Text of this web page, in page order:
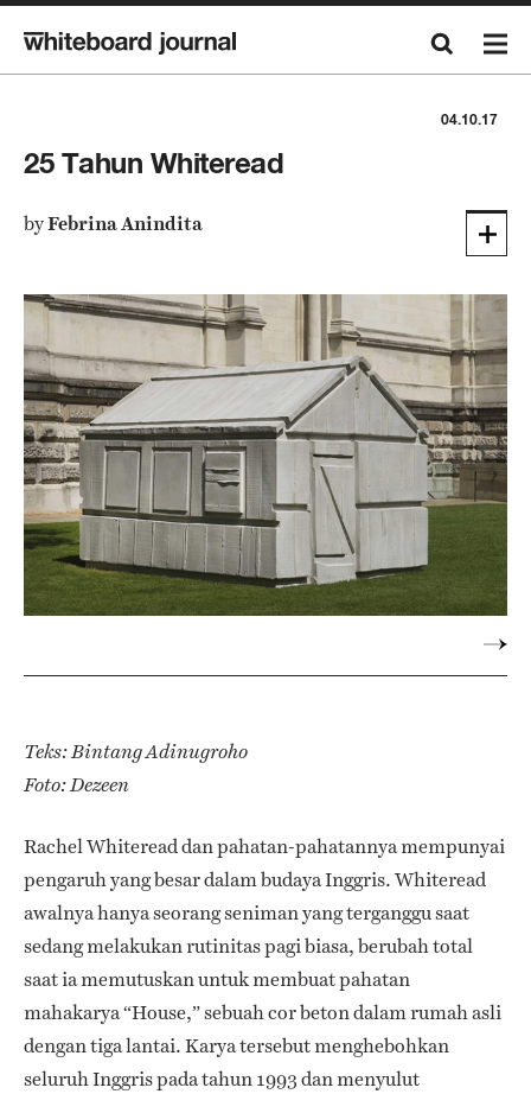
04.10.17
25 Tahun Whiteread
byFebrina Anindita
Teks: Bintang Adinugroho
Foto: Dezeen
Rachel Whiteread dan pahatan-pahatannya mempunyai
pengaruh yang besar dalam budaya Inggris. Whiteread
awalnya hanya seorang seniman yang terganggu saat
sedang melakukan rutinitas pagi biasa, berubah total
saat ia memutuskan untuk membuat pahatan
mahakarya “House,” sebuah cor beton dalam rumah asli
dengan tiga lantai. Karya tersebut menghebohkan
seluruh Inggris pada tahun 1993 dan menyulut